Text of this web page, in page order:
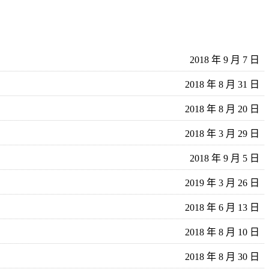
2018 年 9 月 7 日
2018 年 8 月 31 日
2018 年 8 月 20 日
2018 年 3 月 29 日
2018 年 9 月 5 日
2019 年 3 月 26 日
2018 年 6 月 13 日
2018 年 8 月 10 日
2018 年 8 月 30 日